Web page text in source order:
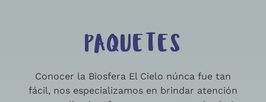
PAQUETES
Conocer la Biosfera El Cielo núnca fue tan
fácil, nos especializamos en brindar atención